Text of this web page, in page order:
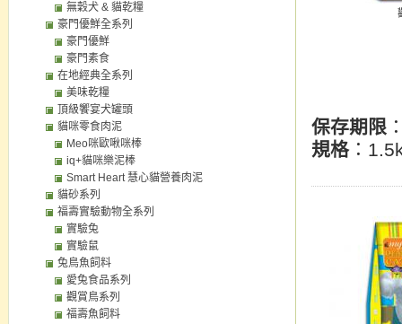
保存期限
規格：
無穀犬 & 貓乾糧
豪門優鮮全系列
豪門優鮮
豪門素食
在地經典全系列
美味乾糧
頂級饗宴犬罐頭
貓咪零食肉泥
Meo咪歐啾咪棒
iq+貓咪樂泥棒
Smart Heart 慧心貓營養肉泥
貓砂系列
福壽實驗動物全系列
實驗兔
實驗鼠
兔鳥魚飼料
愛兔食品系列
觀賞鳥系列
福壽魚飼料